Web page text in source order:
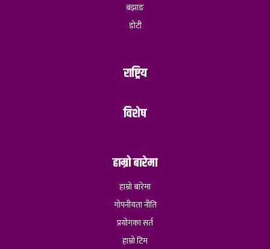
बझाङ
डोटी
राष्ट्रिय
विशेष
हाम्रो बारेमा
हाम्रो बारेमा
गोपनीयता नीति
प्रयोगका सर्त
हाम्रो टिम